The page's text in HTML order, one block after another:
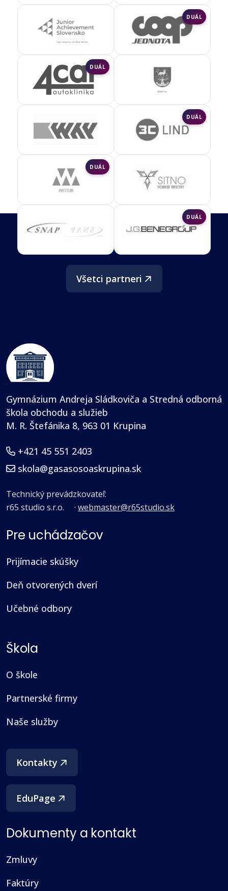
DUÁL
DUÁL
DUÁL
DUÁL
DUÁL
Všetci partneri
Gymnázium Andreja Sládkoviča a Stredná odborná
škola obchodu a služieb
M. R. Štefánika 8, 963 01 Krupina
+421 45 551 2403
skola@gasasosoaskrupina.sk
Technický prevádzkovateľ:
r65 studio s.r.o.
· webmaster@r65studio.sk
Pre uchádzačov
Prijímacie skúšky
Deň otvorených dverí
Učebné odbory
Škola
O škole
Partnerské firmy
Naše služby
Kontakty
EduPage
(otvorí sa v novom okne)
Dokumenty a kontakt
Zmluvy
Faktúry